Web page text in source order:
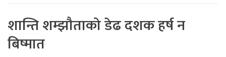
शान्ति शम्झौताको डेढ दशक हर्ष न
बिष्मात